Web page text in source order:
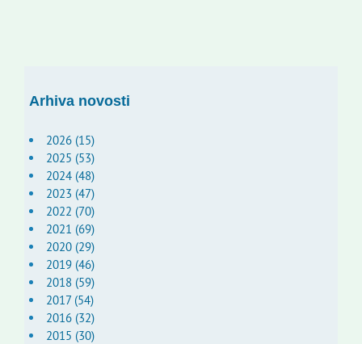
Arhiva novosti
2026 (15)
2025 (53)
2024 (48)
2023 (47)
2022 (70)
2021 (69)
2020 (29)
2019 (46)
2018 (59)
2017 (54)
2016 (32)
2015 (30)